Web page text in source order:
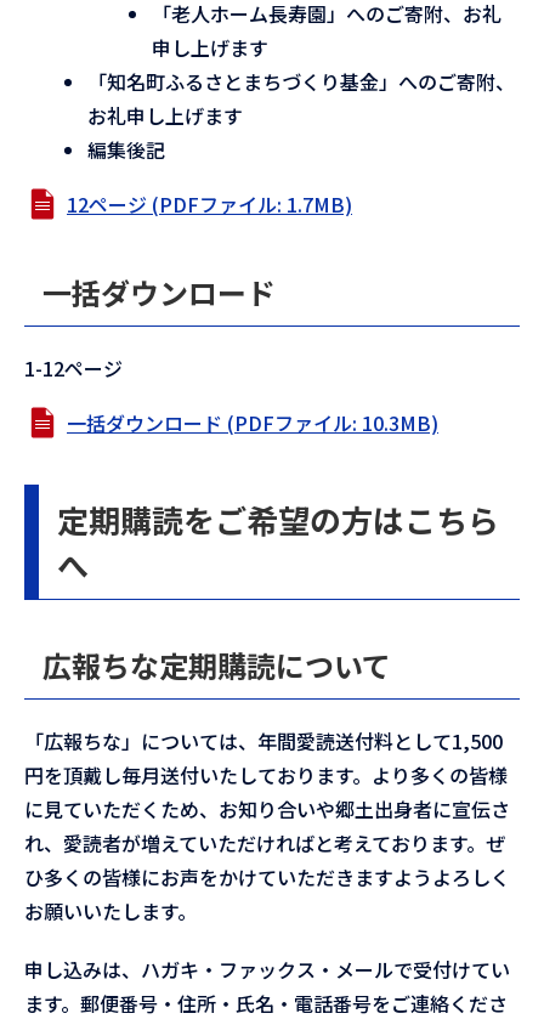
「老人ホーム長寿園」へのご寄附、お礼
申し上げます
「知名町ふるさとまちづくり基金」へのご寄附、
お礼申し上げます
編集後記
12ページ (PDFファイル: 1.7MB)
一括ダウンロード
1-12ページ
一括ダウンロード (PDFファイル: 10.3MB)
定期購読をご希望の方はこちら
へ
広報ちな定期購読について
「広報ちな」については、年間愛読送付料として1,500
円を頂戴し毎月送付いたしております。より多くの皆様
に見ていただくため、お知り合いや郷土出身者に宣伝さ
れ、愛読者が増えていただければと考えております。ぜ
ひ多くの皆様にお声をかけていただきますようよろしく
お願いいたします。
申し込みは、ハガキ・ファックス・メールで受付けてい
ます。郵便番号・住所・氏名・電話番号をご連絡くださ